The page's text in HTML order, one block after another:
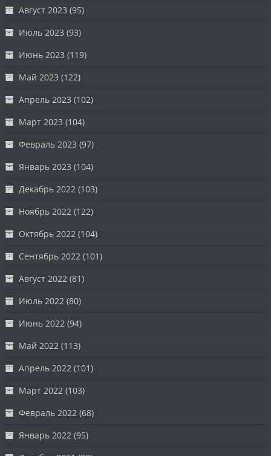
Август 2023 (95)
Июль 2023 (93)
Июнь 2023 (119)
Май 2023 (122)
Апрель 2023 (102)
Март 2023 (104)
Февраль 2023 (97)
Январь 2023 (104)
Декабрь 2022 (103)
Ноябрь 2022 (122)
Октябрь 2022 (104)
Сентябрь 2022 (101)
Август 2022 (81)
Июль 2022 (80)
Июнь 2022 (94)
Май 2022 (113)
Апрель 2022 (101)
Март 2022 (103)
Февраль 2022 (68)
Январь 2022 (95)